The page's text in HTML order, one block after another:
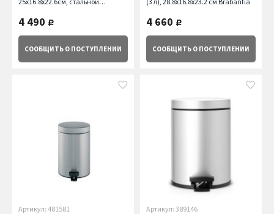
4 490 руб.
СООБЩИТЬ О ПОСТУПЛЕНИИ
4 660 руб.
СООБЩИТЬ О ПОСТУПЛЕНИИ
Артикул: 481581
Артикул: 389146